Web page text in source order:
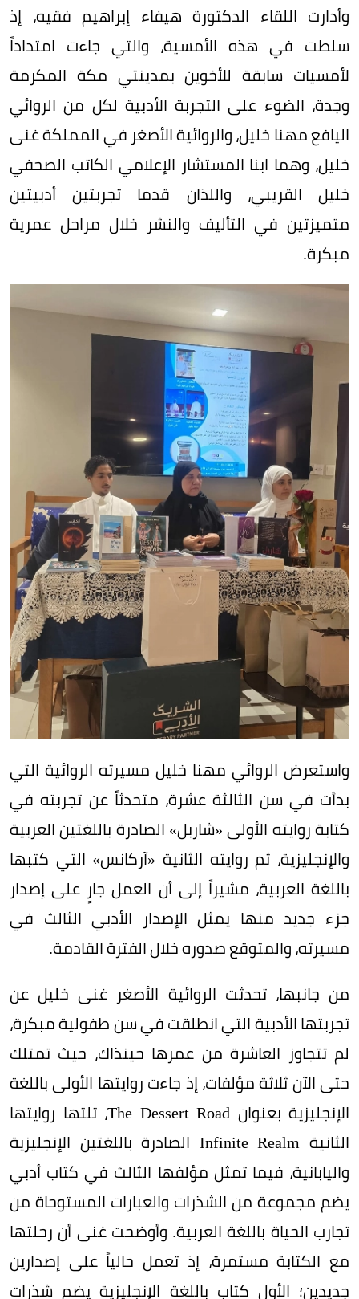
وأدارت اللقاء الدكتورة هيفاء إبراهيم فقيه، إذ
سلطت في هذه الأمسية، والتي جاءت امتداداً
لأمسيات سابقة للأخوين بمدينتي مكة المكرمة
وجدة، الضوء على التجربة الأدبية لكل من الروائي
اليافع مهنا خليل، والروائية الأصغر في المملكة غنى
خليل، وهما ابنا المستشار الإعلامي الكاتب الصحفي
خليل القريبي، واللذان قدما تجربتين أدبيتين
متميزتين في التأليف والنشر خلال مراحل عمرية
مبكرة.
واستعرض الروائي مهنا خليل مسيرته الروائية التي
بدأت في سن الثالثة عشرة، متحدثاً عن تجربته في
كتابة روايته الأولى «شاربل» الصادرة باللغتين العربية
والإنجليزية، ثم روايته الثانية «آركانس» التي كتبها
باللغة العربية، مشيراً إلى أن العمل جارٍ على إصدار
جزء جديد منها يمثل الإصدار الأدبي الثالث في
مسيرته، والمتوقع صدوره خلال الفترة القادمة.
من جانبها، تحدثت الروائية الأصغر غنى خليل عن
تجربتها الأدبية التي انطلقت في سن طفولية مبكرة،
لم تتجاوز العاشرة من عمرها حينذاك، حيث تمتلك
حتى الآن ثلاثة مؤلفات، إذ جاءت روايتها الأولى باللغة
الإنجليزية بعنوان The Dessert Road، تلتها روايتها
الثانية Infinite Realm الصادرة باللغتين الإنجليزية
واليابانية، فيما تمثل مؤلفها الثالث في كتاب أدبي
يضم مجموعة من الشذرات والعبارات المستوحاة من
تجارب الحياة باللغة العربية. وأوضحت غنى أن رحلتها
مع الكتابة مستمرة، إذ تعمل حالياً على إصدارين
جديدين؛ الأول كتاب باللغة الإنجليزية يضم شذرات